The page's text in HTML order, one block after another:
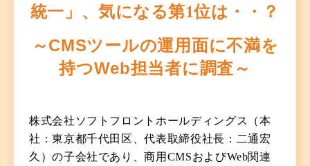
統一」、気になる第1位は・・？
～CMSツールの運用面に不満を
持つWeb担当者に調査～
株式会社ソフトフロントホールディングス（本
社：東京都千代田区、代表取締役社長：二通宏
久）の子会社であり、商用CMSおよびWeb関連